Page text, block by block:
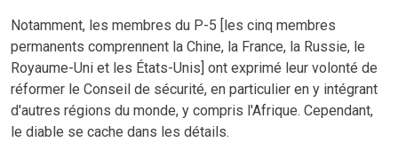
Notamment, les membres du P-5 [les cinq membres
permanents comprennent la Chine, la France, la Russie, le
Royaume-Uni et les États-Unis] ont exprimé leur volonté de
réformer le Conseil de sécurité, en particulier en y intégrant
d'autres régions du monde, y compris l'Afrique. Cependant,
le diable se cache dans les détails.